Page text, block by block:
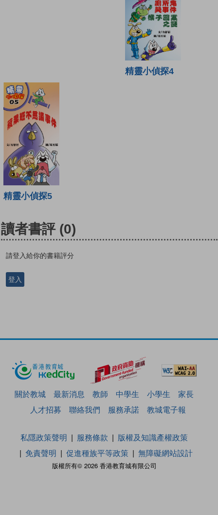
精靈小偵探4
精靈小偵探5
讀者書評 (0)
請登入給你的書籍評分
登入
關於教城 最新消息 教師 中學生 小學生
家長
人才招募
聯絡我們 服務承諾 教城電子報
版權所有© 2026 香港教育城有限公司
私隱政策聲明 服務條款
版權及知識產權政策
免責聲明
促進種族平等政策 無障礙網站設計